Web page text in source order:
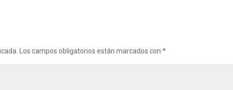
Los campos obligatorios están marcados con*